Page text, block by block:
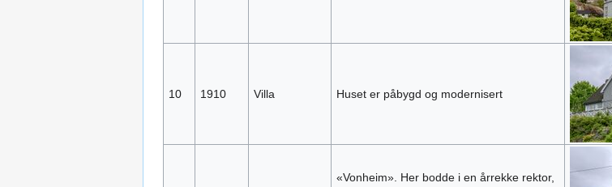
10 1910 Villa Huset er påbygd og modernisert
«Vonheim». Her bodde i en årrekke rektor,